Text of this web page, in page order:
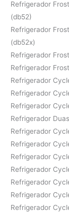
Refrigerador
(db52)
Refrigerador
(db52x)
Refrigerador
Refrigerador
Refrigerador
Refrigerador
Refrigerador
Refrigerador
Refrigerador
Refrigerador
Refrigerador
Refrigerador
Refrigerador
Refrigerador
Refrigerador